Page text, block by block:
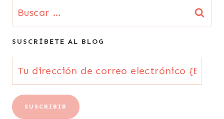
Buscar:
SUSCRÍBETE AL BLOG
Tu
dirección
de
SUSCRIBIR